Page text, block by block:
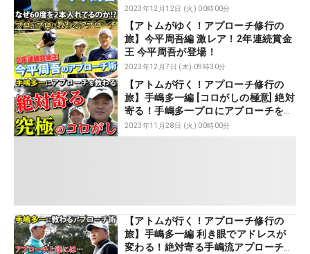
2023年12月12日 (火) 00時00分
【アトムがゆく！アプローチ修行の
旅】今平周吾編 激レア！2年連続賞金
王 今平周吾が登場！
2023年12月7日 (木) 09時30分
【アトムが行く！アプローチ修行の
旅】手嶋多一編 [コロがしの極意] 絶対
寄る！手嶋多一プロにアプローチを教
わる！
2023年11月28日 (火) 00時00分
【アトムが行く！アプローチ修行の
旅】手嶋多一編 利き眼でアドレスが
変わる！絶対寄る手嶋流アプローチ術